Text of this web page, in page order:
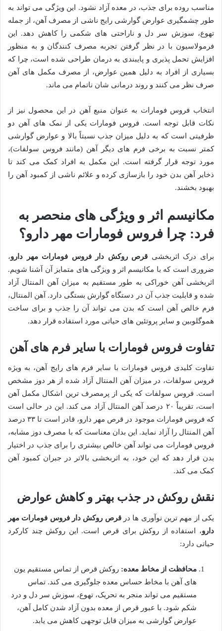
مناسب روده برای جذب، در معده آزاد نشود. این ویژگی می تواند به
طور چشمگیری عوارض گوارشی رایج ناشی از مصرف آهن، از جمله
تهوع، سوزش سر دل و ناراحتی های شکمی را کاهش دهد. این
فرمولاسیون با در نظر گرفتن تجربه مصرف کنندگان و به منظور
افزایش تحمل پذیری و پایبندی به درمان طراحی شده است، چرا که
بسیاری از افراد به دلیل همین عوارض، از مصرف مکمل های آهن
صرف نظر می کنند و روند درمانی شان ناتمام می ماند.
انتخاب فروس فومارات به عنوان منبع آهن در این محصول نیز از
نکات قابل توجه است. فروس فومارات یکی از نمک های آهن دو
ظرفیتی است که به دلیل میزان جذب نسبتاً بالا و عوارض گوارشی
کمتر نسبت به برخی فرم های دیگر آهن (مانند فروس سولفات)،
مورد توجه قرار گرفته است. این مکمل به افراد کمک می کند تا
ذخایر آهن بدن خود را بازسازی کرده و علائم ناشی از کمبود آهن را
بهبود بخشند.
مکانیسم اثر و ویژگی های منحصر به
فرد: چرا فروس فومارات مهر دارو؟
برای درک اثربخشی قرص روکش دار فروس فومارات مهر دارو،
ضروری است که با مکانیسم اثر و ویژگی های متمایز آن آشنا شویم.
اثربخشی آهن خوراکی به طور مستقیم به میزان آهن المنتال آزاد
شده و قابلیت جذب آن در دستگاه گوارش بستگی دارد. آهن المنتال،
فرم خالص آهن است که بدن می تواند آن را جذب و برای ساخت
هموگلوبین و سایر پروتئین های حیاتی مورد استفاده قرار دهد.
تفاوت فروس فومارات با سایر فرم های آهن
تفاوت کلیدی فروس فومارات با سایر فرم های رایج آهن، به ویژه
فروس سولفات، در میزان آهن المنتال آزاد شده از هر دوز مشخص
است. فروس سولفات که یکی از پرمصرف ترین اشکال مکمل آهن
است، تقریباً ۲۰ درصد آهن المنتال آزاد می کند. این در حالی است
که فروس فومارات موجود در قرص مهر دارو، قادر است تا ۳۳ درصد
آهن المنتال را آزاد نماید. این بدان معناست که با مصرف دوز مشابه،
فروس فومارات می تواند آهن خالص بیشتری را برای جذب در اختیار
بدن قرار دهد که این خود، به اثربخشی بالاتر در جبران کمبود آهن
کمک می کند.
نقش روکش در جذب بهتر و کاهش عوارض
یکی از مهم ترین نوآوری ها درقرص روکش دار فروس فومارات مهر
دارو، استفاده از روکش برای قرص است. این روکش چند کارکرد
حیاتی دارد:
محافظت از مخاط معده: روکش قرص از تماس مستقیم یون
های آهن با مخاط حساس معده جلوگیری می کند. تماس
مستقیم می تواند منجر به تحریک، تهوع، سوزش سر دل و درد
شکم شود. با عبور قرص از معده بدون آزاد شدن کامل آهن،
عوارض گوارشی به میزان قابل توجهی کاهش می یابد.